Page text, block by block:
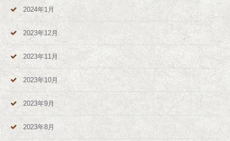
2024年1月
2023年12月
2023年11月
2023年10月
2023年9月
2023年8月